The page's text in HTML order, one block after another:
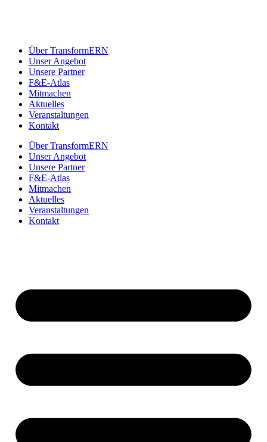
Über TransformERN
Unser Angebot
Unsere Partner
F&E-Atlas
Mitmachen
Aktuelles
Veranstaltungen
Kontakt
Über TransformERN
Unser Angebot
Unsere Partner
F&E-Atlas
Mitmachen
Aktuelles
Veranstaltungen
Kontakt